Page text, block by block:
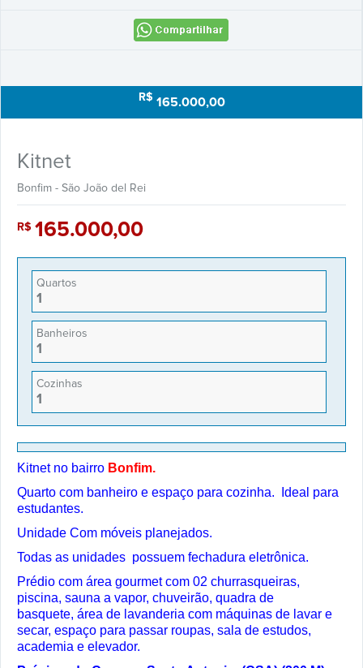
Vendido
Corretores
Fale Conosco
R$ 165.000,00
Kitnet
Bonfim - São João del Rei
R$ 165.000,00
Quartos
1
Banheiros
1
Cozinhas
1
Kitnet no bairro Bonfim.
Quarto com banheiro e espaço para cozinha. Ideal para
estudantes.
Unidade Com móveis planejados.
Todas as unidades possuem fechadura eletrônica.
Prédio com área gourmet com 02 churrasqueiras,
piscina, sauna a vapor, chuveirão, quadra de
basquete, área de lavanderia com máquinas de lavar e
secar, espaço para passar roupas, sala de estudos,
academia e elevador.